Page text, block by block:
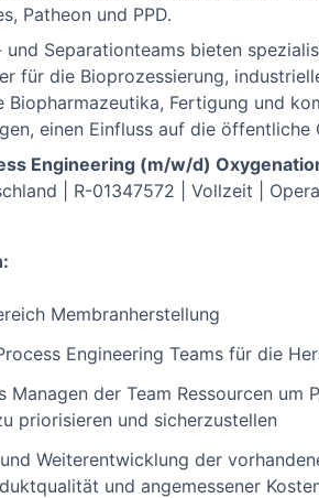
Patheon und PPD.
Separationteams bieten
für die Bioprozessierung,
Biopharmazeutika, Fertigung und
einen Einfluss auf die
Engineering (m/w/d)
| R-01347572 | Vollzeit |
Membranherstellung
Engineering Teams für die
Managen der Team Ressourcen
priorisieren und sicherzustellen
Weiterentwicklung der
und angemessener